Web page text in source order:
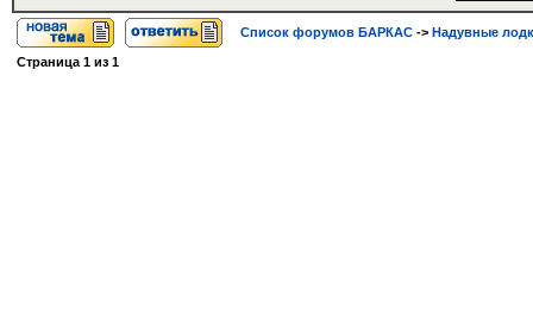
Список форумов БАРКАС -> Надувные
Страница 1 из 1